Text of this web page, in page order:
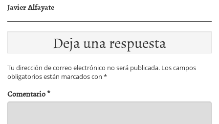
Javier Alfayate
Deja una respuesta
Tu dirección de correo electrónico no será publicada. Los campos
obligatorios están marcados con *
Comentario*